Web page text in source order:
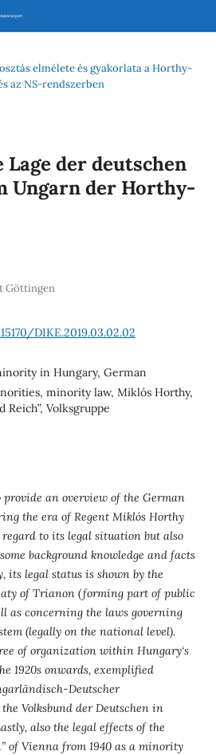
elmélete és gyakorlata a Horthy-
az NS-rendszerben
der deutschen
Ungarn der Horthy-
Göttingen
DIKE.2019.03.02.02
in Hungary, German
minority law, Miklós Horthy,
Volksgruppe
an overview of the German
the era of Regent Miklós Horthy
regard to its legal situation but also
background knowledge and facts
legal status is shown by the
of Trianon (forming part of public
as concerning the laws governing
(legally on the national level).
of organization within Hungary‘s
1920s onwards, exemplified
Deutscher
Volksbund der Deutschen in
also the legal effects of the
of Vienna from 1940 as a minority